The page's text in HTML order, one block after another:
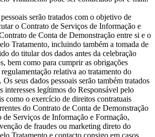
serão tratados com o objetivo de
o Contrato de Serviços de Informação e
de Conta de Demonstração entre si e o
Tratamento, incluindo também a tomada de
do titular dos dados antes da celebração
bem como para cumprir as obrigações
relativa ao tratamento do
seus dados pessoais serão também tratados
interesses legítimos do Responsável pelo
como o exercício de direitos contratuais
do Contrato de Conta de Demonstração
de Serviços de Informação e Formação,
de fraudes ou marketing direto do
Tratamento e contacto consigo em casos